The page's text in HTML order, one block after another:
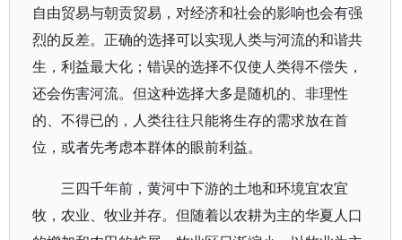
自由贸易与朝贡贸易，对经济和社会的影响也会有强
烈的反差。正确的选择可以实现人类与河流的和谐共
生，利益最大化；错误的选择不仅使人类得不偿失，
还会伤害河流。但这种选择大多是随机的、非理性
的、不得已的，人类往往只能将生存的需求放在首
位，或者先考虑本群体的眼前利益。
三四千年前，黄河中下游的土地和环境宜农宜
牧，农业、牧业并存。但随着以农耕为主的华夏人口